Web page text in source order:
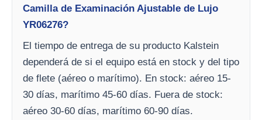
Camilla de Examinación Ajustable de Lujo
YR06276?
El tiempo de entrega de su producto Kalstein
dependerá de si el equipo está en stock y del tipo
de flete (aéreo o marítimo). En stock: aéreo 15-
30 días, marítimo 45-60 días. Fuera de stock:
aéreo 30-60 días, marítimo 60-90 días.